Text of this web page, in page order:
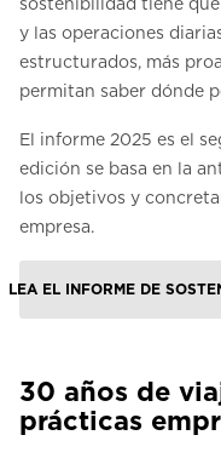
y las operaciones
estructurados, más
permitan saber dónde
El informe 2025 es el
edición se basa en la
los objetivos y
empresa.
LEA EL INFORME DE
30 años de
prácticas